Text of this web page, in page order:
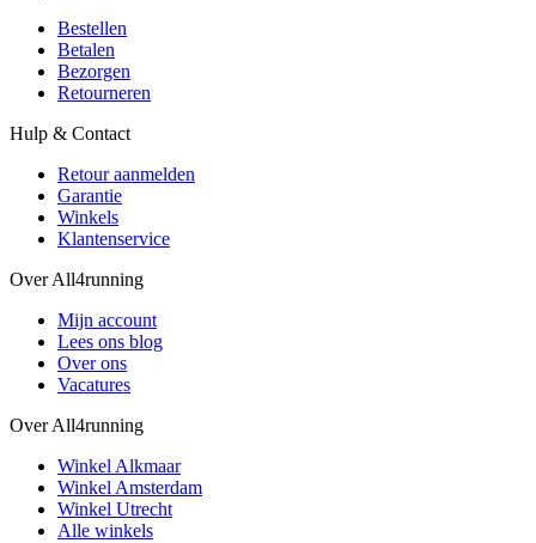
Bestellen
Betalen
Bezorgen
Retourneren
Hulp & Contact
Retour aanmelden
Garantie
Winkels
Klantenservice
Over All4running
Mijn account
Lees ons blog
Over ons
Vacatures
Over All4running
Winkel Alkmaar
Winkel Amsterdam
Winkel Utrecht
Alle winkels